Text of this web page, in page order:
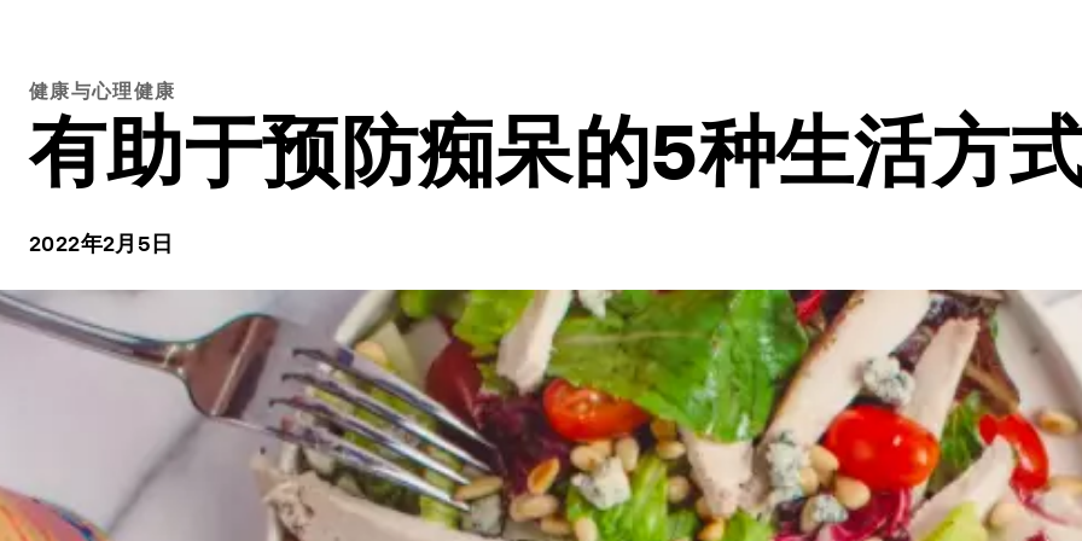
健康与心理健康
有助于预防痴呆的5种生活方
2022年2月5日